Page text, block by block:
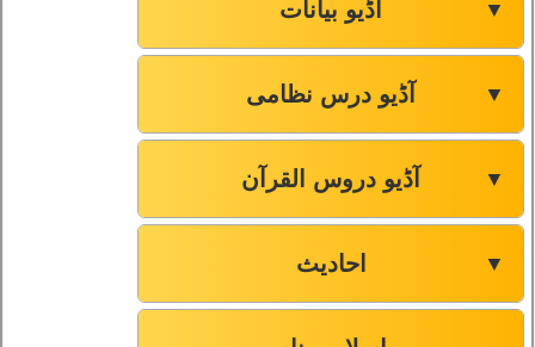
آڈیو بیانات ▼
آڈیو درس نظامی ▼
آڈیو دروس القرآن ▼
احادیث ▼